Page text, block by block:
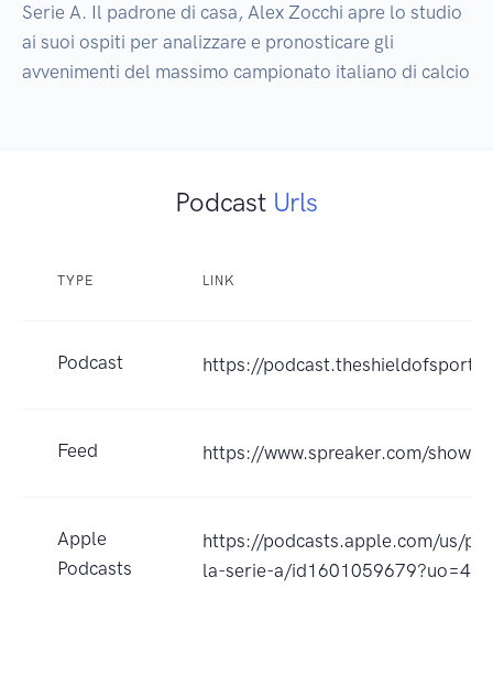
Serie A. Il padrone di casa, Alex Zocchi apre lo studio
ai suoi ospiti per analizzare e pronosticare gli
avvenimenti del massimo campionato italiano di calcio
Podcast Urls
TYPE LINK
Podcast https://
Feed https://www.spreaker.com/show/
Apple
Podcasts
https://podcasts.apple.com/us/
la-serie-a/id1601059679?uo=4